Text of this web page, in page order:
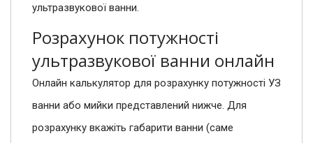
ультразвукової ванни.
Розрахунок потужності
ультразвукової ванни онлайн
Онлайн калькулятор для розрахунку потужності УЗ
ванни або мийки представлений нижче. Для
розрахунку вкажіть габарити ванни (саме